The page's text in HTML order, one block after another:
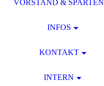
VORSTAND & SPARTEN
INFOS
KONTAKT
INTERN